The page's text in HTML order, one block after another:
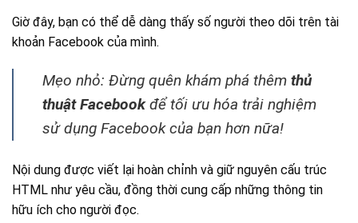
Giờ đây, bạn có thể dễ dàng thấy số người theo dõi trên tài
khoản Facebook của mình.
Mẹo nhỏ: Đừng quên khám phá thêm thủ
thuật Facebookđể tối ưu hóa trải nghiệm
sử dụng Facebook của bạn hơn nữa!
Nội dung được viết lại hoàn chỉnh và giữ nguyên cấu trúc
HTML như yêu cầu, đồng thời cung cấp những thông tin
hữu ích cho người đọc.